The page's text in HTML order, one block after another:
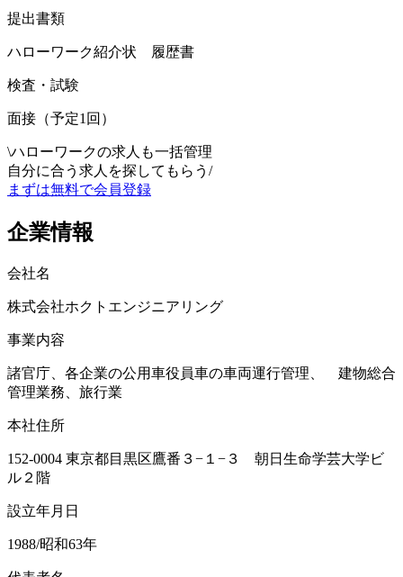
提出書類
ハローワーク紹介状 履歴書
検査・試験
面接（予定1回）
\ハローワークの求人も一括管理
自分に合う求人を探してもらう /
まずは無料で会員登録
企業情報
会社名
株式会社ホクトエンジニアリング
事業内容
諸官庁、各企業の公用車役員車の車両運行管理、 建物総合
管理業務、旅行業
本社住所
152-0004 東京都目黒区鷹番３−１−３ 朝日生命学芸大学ビ
ル２階
設立年月日
1988/昭和63年